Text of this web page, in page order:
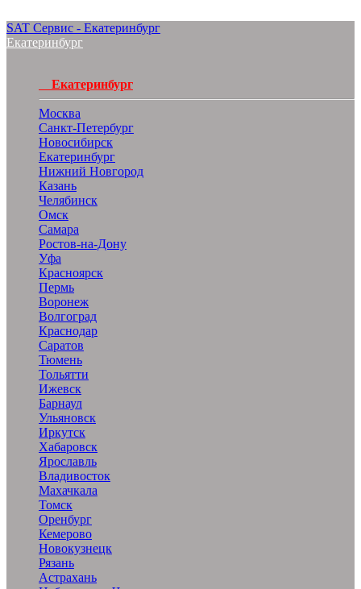
SAT Сервис - Екатеринбург
Екатеринбург
Екатеринбург
Москва
Санкт-Петербург
Новосибирск
Екатеринбург
Нижний Новгород
Казань
Челябинск
Омск
Самара
Ростов-на-Дону
Уфа
Красноярск
Пермь
Воронеж
Волгоград
Краснодар
Саратов
Тюмень
Тольятти
Ижевск
Барнаул
Ульяновск
Иркутск
Хабаровск
Ярославль
Владивосток
Махачкала
Томск
Оренбург
Кемерово
Новокузнецк
Рязань
Астрахань